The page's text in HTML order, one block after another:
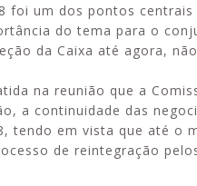
foi um dos pontos centrais
do tema para o
da Caixa até agora,
na reunião que a
a continuidade das
tendo em vista que até o
de reintegração